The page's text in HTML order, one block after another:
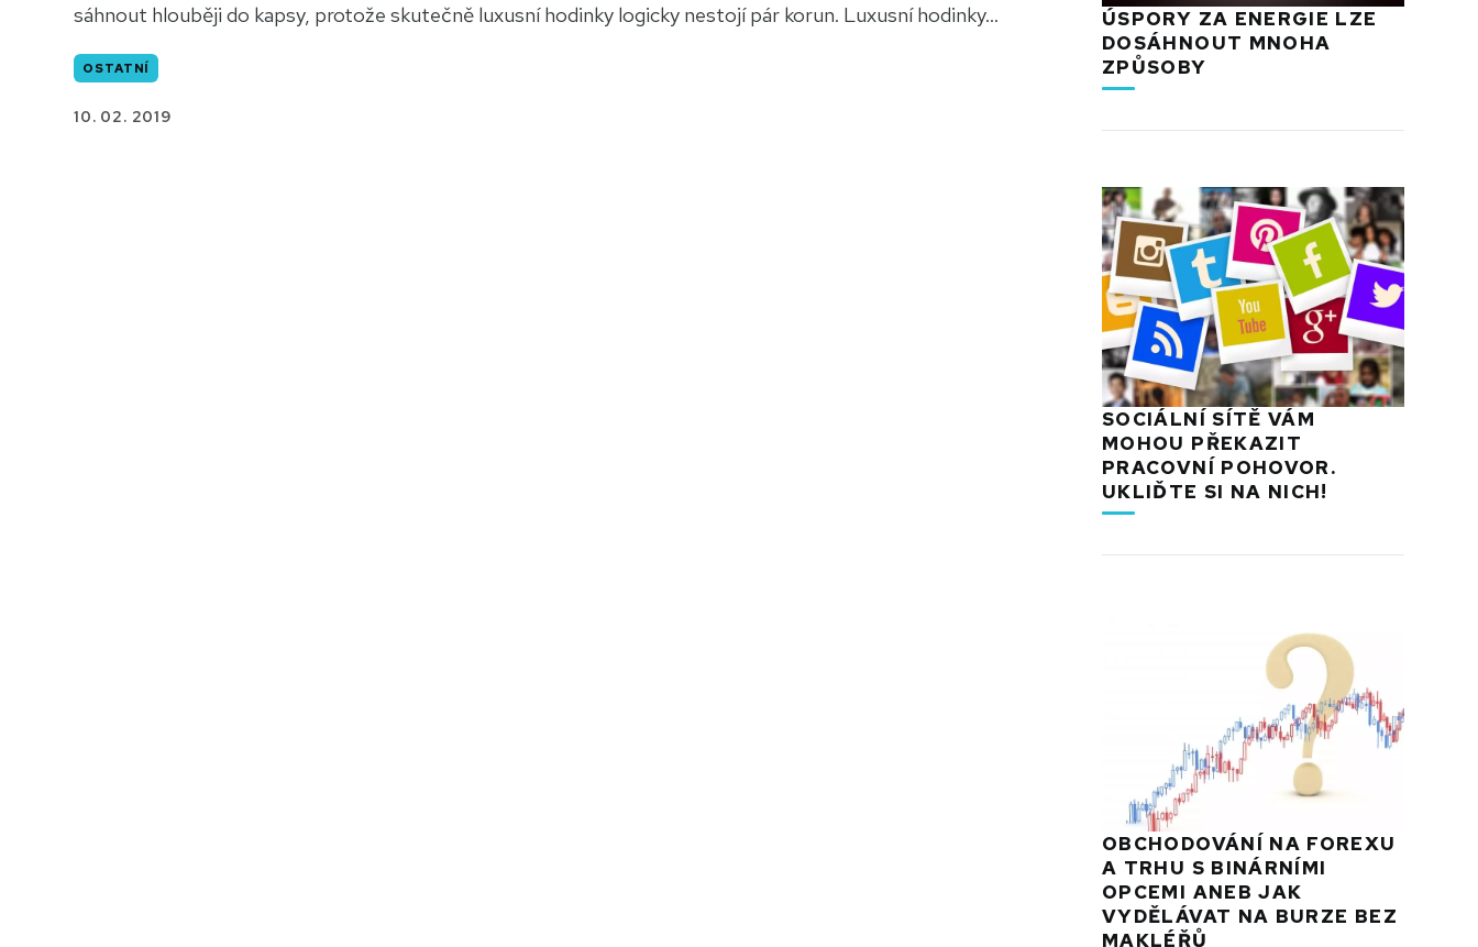
sáhnout hlouběji do kapsy, protože skutečně luxusní hodinky logicky nestojí pár korun. Luxusní hodinky...
OSTATNÍ
10. 02. 2019
ÚSPORY ZA ENERGIE LZE
DOSÁHNOUT MNOHA
ZPŮSOBY
SOCIÁLNÍ SÍTĚ VÁM
MOHOU PŘEKAZIT
PRACOVNÍ POHOVOR.
UKLIĎTE SI NA NICH!
OBCHODOVÁNÍ NA FOREXU
A TRHU S BINÁRNÍMI
OPCEMI ANEB JAK
VYDĚLÁVAT NA BURZE BEZ
MAKLÉŘŮ